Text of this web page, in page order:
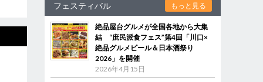
フェスティバル もっと見る
絶品屋台グルメが全国各地から大集
結 “庶民派食フェス”第4回「川口×
絶品グルメビール＆日本酒祭り
2026」を開催
2026年4月15日